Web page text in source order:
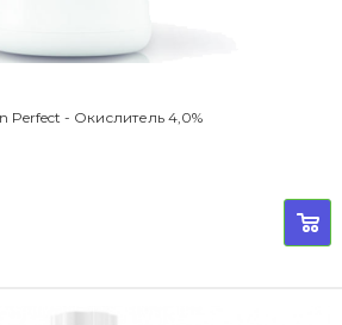
Wella Professional Welloxon Perfect - Окислитель 4,0%